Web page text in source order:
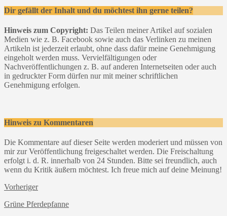
Dir gefällt der Inhalt und du möchtest ihn gerne teilen?
Hinweis zum Copyright: Das Teilen meiner Artikel auf sozialen
Medien wie z. B. Facebook sowie auch das Verlinken zu meinen
Artikeln ist jederzeit erlaubt, ohne dass dafür meine Genehmigung
eingeholt werden muss. Vervielfältigungen oder
Nachveröffentlichungen z. B. auf anderen Internetseiten oder auch
in gedruckter Form dürfen nur mit meiner schriftlichen
Genehmigung erfolgen.
Hinweis zu Kommentaren
Die Kommentare auf dieser Seite werden moderiert und müssen von
mir zur Veröffentlichung freigeschaltet werden. Die Freischaltung
erfolgt i. d. R. innerhalb von 24 Stunden. Bitte sei freundlich, auch
wenn du Kritik äußern möchtest. Ich freue mich auf deine Meinung!
Vorheriger
Grüne Pferdepfanne